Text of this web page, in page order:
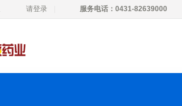
请登录 服务电话：0431-82639000